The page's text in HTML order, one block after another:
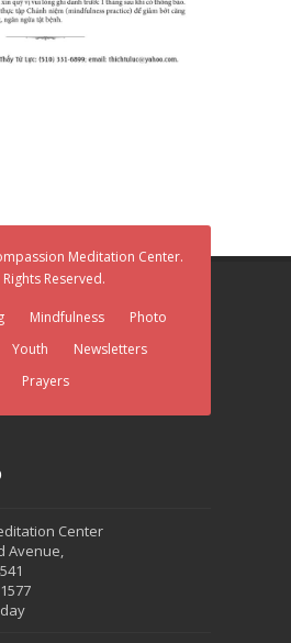
Meditation Center.
Reserved.
Mindfulness
Photo
Youth
Newsletters
Prayers
Center
Avenue,